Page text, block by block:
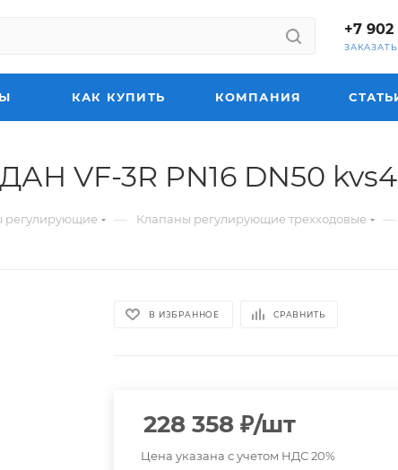
+7
КАК КУПИТЬ КОМПАНИЯ
VF-3R PN16 DN50
регулирующие — Клапаны регулирующие трехходовые —
В ИЗБРАННОЕ СРАВНИТЬ
228 358 ₽/шт
Цена указана с учетом НДС 20%